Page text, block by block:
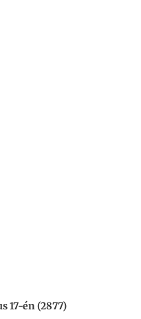
17-én (2877)